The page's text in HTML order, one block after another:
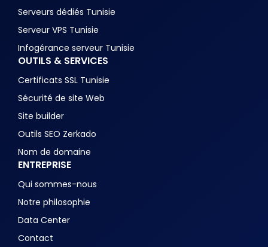
Serveurs dédiés Tunisie
Serveur VPS Tunisie
Infogérance serveur Tunisie
OUTILS & SERVICES
Certificats SSL Tunisie
Sécurité de site Web
Site builder
Outils SEO Zerkado
Nom de domaine
ENTREPRISE
Qui sommes-nous
Notre philosophie
Data Center
Contact